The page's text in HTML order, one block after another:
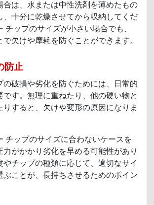
合は、水または中性洗剤を薄めたもの
、十分に乾燥させてから収納してくだ
チップのサイズが小さい場合でも、
欠けや摩耗を防ぐことができます。
防止
の破損や劣化を防ぐためには、日常的
です。無理に重ねたり、他の硬い物と
りすると、欠けや変形の原因になりま
チップのサイズに合わないケースを
力がかかり劣化を早める可能性があり
やチップの種類に応じて、適切なサイ
ぶことが、長持ちさせるためのポイン